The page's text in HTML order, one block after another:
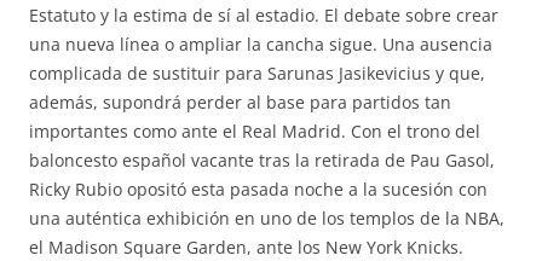
Estatuto y la estima de sí al estadio. El debate sobre crear
una nueva línea o ampliar la cancha sigue. Una ausencia
complicada de sustituir para Sarunas Jasikevicius y que,
además, supondrá perder al base para partidos tan
importantes como ante el Real Madrid. Con el trono del
baloncesto español vacante tras la retirada de Pau Gasol,
Ricky Rubio opositó esta pasada noche a la sucesión con
una auténtica exhibición en uno de los templos de la NBA,
el Madison Square Garden, ante los New York Knicks.